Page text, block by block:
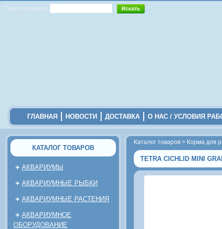
Поиск товаров:
ГЛАВНАЯ НОВОСТИ ДОСТАВКА О НАС / УСЛОВИЯ
КАТАЛОГ ТОВАРОВ
+ АКВАРИУМЫ
+ АКВАРИУМНЫЕ РЫБКИ
+ АКВАРИУМНЫЕ РАСТЕНИЯ
+ АКВАРИУМНОЕ
ОБОРУДОВАНИЕ
Каталог товаров > Корма для
TETRA CICHLID MINI